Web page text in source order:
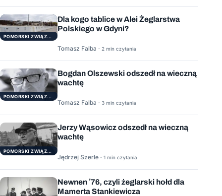
POMORSKI ZWIĄZEK ŻEGLARSKI
Dla kogo tablice w Alei Żeglarstwa
Polskiego w Gdyni?
Tomasz Falba · 2 min czytania
POMORSKI ZWIĄZEK ŻEGLARSKI
Bogdan Olszewski odszedł na wieczną
wachtę
Tomasz Falba · 3 min czytania
POMORSKI ZWIĄZEK ŻEGLARSKI
Jerzy Wąsowicz odszedł na wieczną
wachtę
Jędrzej Szerle · 1 min czytania
Newnen ’76, czyli żeglarski hołd dla
Mamerta Stankiewicza